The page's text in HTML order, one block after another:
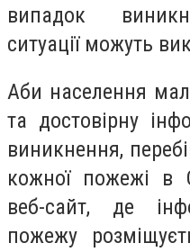
випадок
ситуації можуть
Аби населення
та достовірну
виникнення,
кожної пожежі в
веб-сайт, де
пожежу